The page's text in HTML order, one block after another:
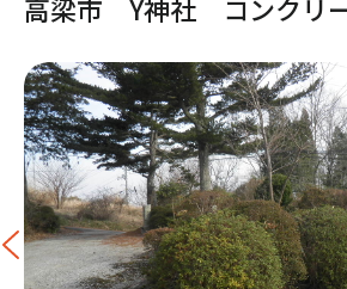
高梁市 Y神社 コンクリ